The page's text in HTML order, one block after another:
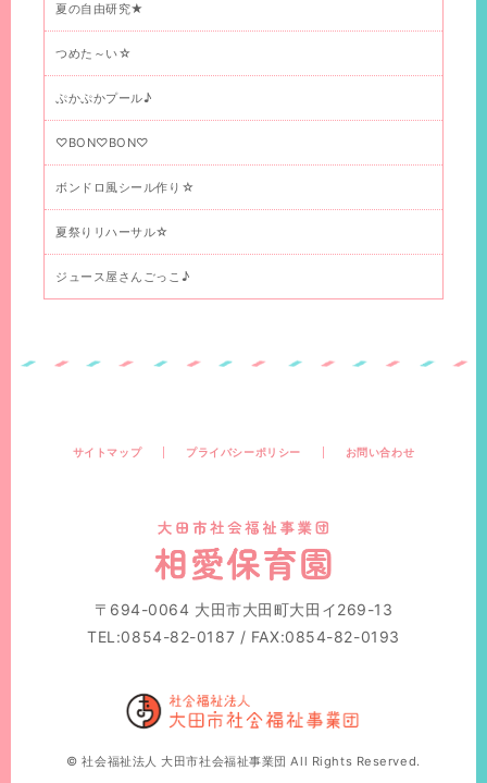
夏の自由研究★
つめた～い☆
ぷかぷかプール♪
♡BON♡BON♡
ボンドロ風シール作り☆
夏祭りリハーサル☆
ジュース屋さんごっこ♪
サイトマップ プライバシーポリシー お問い合わせ
〒694-0064 大田市大田町大田イ269-13
TEL:0854-82-0187 / FAX:0854-82-0193
© 社会福祉法人 大田市社会福祉事業団 All Rights Reserved.